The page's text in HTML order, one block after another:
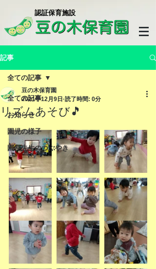
​認証保育施設
記事
全ての記事
お知らせ
園児の様子
園長先生のつぶやき
全ての記事
リズムあそび🎵
豆の木保育園
2021年12月9日 読了時間: 0分